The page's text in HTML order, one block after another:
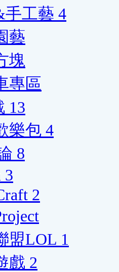
手工藝 4
藝
塊
專區
13
樂包 4
8
3
2
盟LOL 1
戲 2